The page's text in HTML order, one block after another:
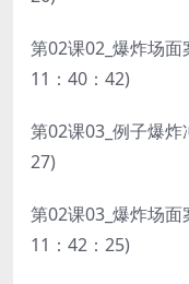
第02课02_爆炸场
11：40：42)
第02课03_例子爆炸
27)
第02课03_爆炸场
11：42：25)